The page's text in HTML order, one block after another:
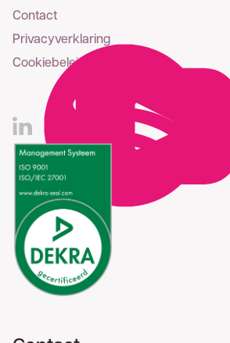
Contact
Privacyverklaring
Cookiebeleid